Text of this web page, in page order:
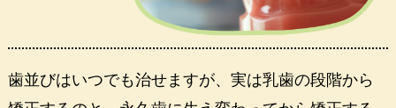
歯並びはいつでも治せますが、実は乳歯の段階から